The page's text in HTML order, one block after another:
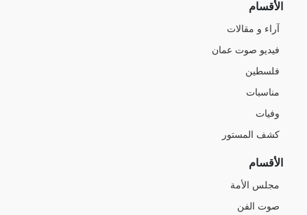
الأقسام
آراء و مقالات
فيديو صوت عمان
فلسطين
مناسبات
وفيات
كشف المستور
الأقسام
مجلس الأمة
صوت الفن